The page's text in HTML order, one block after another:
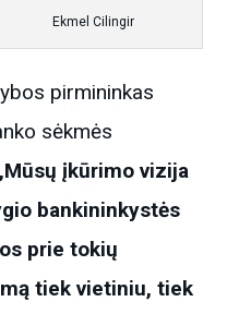
Ekmel Cilingir
pirmininkas
sėkmės
įkūrimo vizija
bankininkystės
prie tokių
tiek vietiniu, tiek